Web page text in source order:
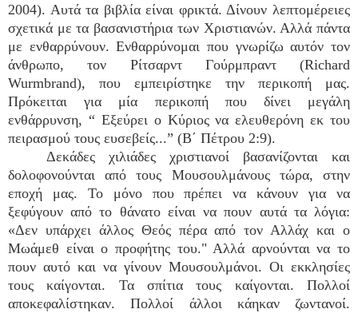
2004). Αυτά τα βιβλία είναι φρικτά. Δίνουν λεπτομέρειες
σχετικά με τα βασανιστήρια των Χριστιανών. Αλλά πάντα
με ενθαρρύνουν. Ενθαρρύνομαι που γνωρίζω αυτόν τον
άνθρωπο, τον Ρίτσαρντ Γούρμπραντ (Richard
Wurmbrand), που εμπειρίστηκε την περικοπή μας.
Πρόκειται για μία περικοπή που δίνει μεγάλη
ενθάρρυνση, “ Εξεύρει ο Κύριος να ελευθερόνη εκ του
πειρασμού τους ευσεβείς...” (Β΄ Πέτρου 2:9).
Δεκάδες χιλιάδες χριστιανοί βασανίζονται και
δολοφονούνται από τους Μουσουλμάνους τώρα, στην
εποχή μας. Το μόνο που πρέπει να κάνουν για να
ξεφύγουν από το θάνατο είναι να πουν αυτά τα λόγια:
«Δεν υπάρχει άλλος Θεός πέρα από τον Αλλάχ και ο
Μωάμεθ είναι ο προφήτης του." Αλλά αρνούνται να το
πουν αυτό και να γίνουν Μουσουλμάνοι. Οι εκκλησίες
τους καίγονται. Τα σπίτια τους καίγονται. Πολλοί
αποκεφαλίστηκαν. Πολλοί άλλοι κάηκαν ζωντανοί.